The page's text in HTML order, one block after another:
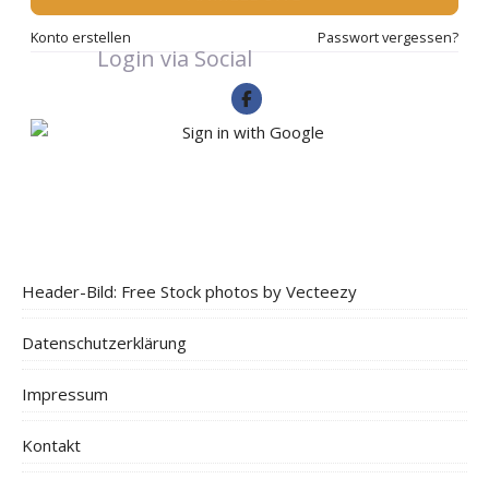
Konto erstellen Passwort vergessen?
Login via Social
Header-Bild: Free Stock photos by Vecteezy
Datenschutzerklärung
Impressum
Kontakt